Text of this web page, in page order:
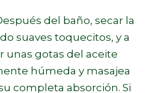
del baño, secar la
suaves toquecitos, y a
unas gotas del aceite
húmeda y masajea
completa absorción. Si